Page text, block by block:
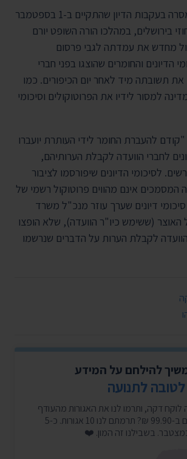
תשובת המדינה נמסרה בעקבות הדיון שהתקיים ב-1 בספטמבר
בירושלים, במהלכו הורה השופט יורם
מחדש את עמדתה לגבי פרסום
הדיונים והחומרים שהוצגו בפני חברי
את תשובתה מיד לאחר יום הכיפורים. כמו
למסור לידיו את הפרוטוקולים וסיכומי
"קודם להעברת החומר לידי העותרת יועברו
לחברי הוועדה לקבלת הערותיהם,
לסיכומי הדיונים שיפורסמו לציבור
המסמכים אינם מהווים פרוטוקול רשמי של
סיכומי דיונים שערך עוזר מנכ"ל משרד
האוצר (ששימש כיו"ר הוועדה), שלא הופצו
לקבלת הערות על הדברים שנרשמו
להילחם על המידע
לתנועה
לוקח דקה, ותרמו לנו את האגורות מהעודף
בכל קנייה. קניתם ב-99.90 ₪? תרמתם לנו 10 אגורות. כ-5
בשבילנו זה המון. ❤️